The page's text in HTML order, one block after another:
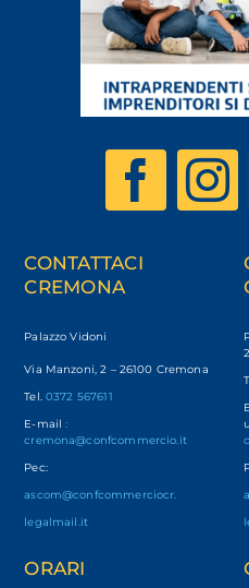
CONTATTACI
CREMONA
Palazzo Vidoni
Via Manzoni, 2 – 26100 Cremona
Tel. 0372 567611
E-mail:
cremona@confcommercio.it
Pec:
ascom@confcommerciocr.
legalmail.it
ORARI